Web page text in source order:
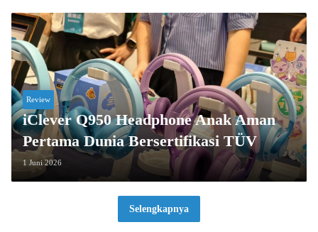
Review
iClever Q950 Headphone Anak Aman
Pertama Dunia Bersertifikasi TÜV
1 Juni 2026
Selengkapnya